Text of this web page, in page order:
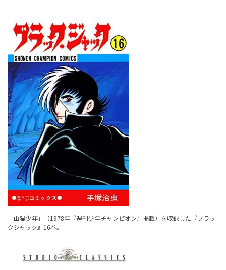
「山猫少年」（1978年『週刊少年チャンピオン』掲載）を収録した『ブラッ
クジャック』16巻。